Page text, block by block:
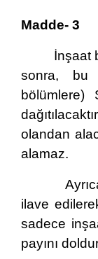
Madde- 3
İnşaat
sonra, bu
bölümlere)
olandan
alamaz.
Ayrıca;
ilave
sadece
payını